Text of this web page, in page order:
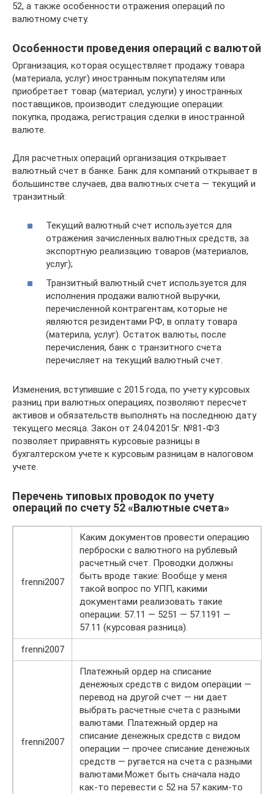
52, а также особенности отражения операций по
валютному счету.
Особенности проведения операций с валютой
Организация, которая осуществляет продажу товара
(материала, услуг) иностранным покупателям или
приобретает товар (материал, услуги) у иностранных
поставщиков, производит следующие операции:
покупка, продажа, регистрация сделки в иностранной
валюте.
Для расчетных операций организация открывает
валютный счет в банке. Банк для компаний открывает в
большинстве случаев, два валютных счета — текущий и
транзитный:
Текущий валютный счет используется для
отражения зачисленных валютных средств, за
экспортную реализацию товаров (материалов,
услуг);
Транзитный валютный счет используется для
исполнения продажи валютной выручки,
перечисленной контрагентам, которые не
являются резидентами РФ, в оплату товара
(материла, услуг). Остаток валюты, после
перечисления, банк с транзитного счета
перечисляет на текущий валютный счет.
Изменения, вступившие с 2015 года, по учету курсовых
разниц при валютных операциях, позволяют пересчет
активов и обязательств выполнять на последнюю дату
текущего месяца. Закон от 24.04.2015г. №81-ФЗ
позволяет приравнять курсовые разницы в
бухгалтерском учете к курсовым разницам в налоговом
учете.
Перечень типовых проводок по учету
операций по счету 52 «Валютные счета»
frenni2007
Каким документов провести операцию
перброски с валютного на рублевый
расчетный счет. Проводки должны
быть вроде такие: Вообще у меня
такой вопрос по УПП, какими
документами реализовать такие
операции: 57.11 — 5251 — 57.1191 —
57.11 (курсовая разница).
frenni2007
frenni2007
Платежный ордер на списание
денежных средств с видом операции —
перевод на другой счет — ни дает
выбрать расчетные счета с разными
валютами. Платежный ордер на
списание денежных средств с видом
операции — прочее списание денежных
средств — ругается на счета с разными
валютами.Может быть сначала надо
как-то перевести с 52 на 57 каким-то